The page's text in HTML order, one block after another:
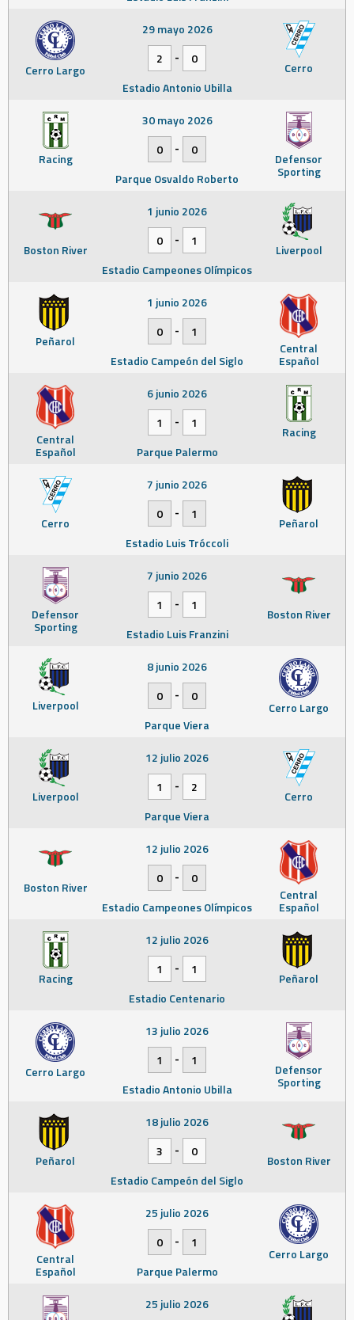
Cerro Largo Cerro
29 mayo 2026
2
-
0
Estadio Antonio Ubilla
Racing Defensor
Sporting
30 mayo 2026
0
-
0
Parque Osvaldo Roberto
Boston River Liverpool
1 junio 2026
0
-
1
Estadio Campeones Olímpicos
Peñarol Central
Español
1 junio 2026
0
-
1
Estadio Campeón del Siglo
Central
Español
Racing
6 junio 2026
1
-
1
Parque Palermo
Cerro Peñarol
7 junio 2026
0
-
1
Estadio Luis Tróccoli
Defensor
Sporting
Boston River
7 junio 2026
1
-
1
Estadio Luis Franzini
Liverpool Cerro Largo
8 junio 2026
0
-
0
Parque Viera
Liverpool Cerro
12 julio 2026
1
-
2
Parque Viera
Boston River Central
Español
12 julio 2026
0
-
0
Estadio Campeones Olímpicos
Racing Peñarol
12 julio 2026
1
-
1
Estadio Centenario
Cerro Largo Defensor
Sporting
13 julio 2026
1
-
1
Estadio Antonio Ubilla
Peñarol Boston River
18 julio 2026
3
-
0
Estadio Campeón del Siglo
Central
Español
Cerro Largo
25 julio 2026
0
-
1
Parque Palermo
25 julio 2026